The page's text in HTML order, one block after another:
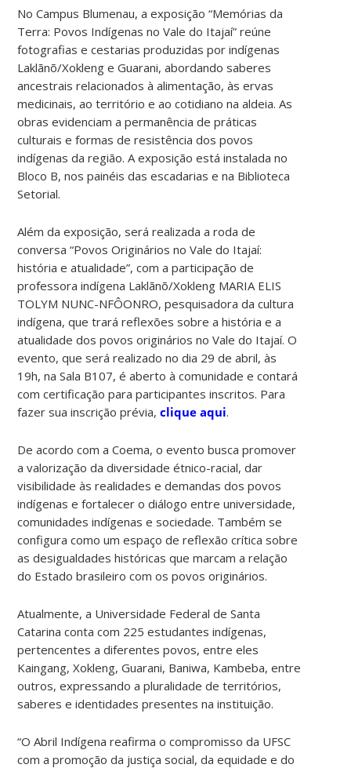
No Campus Blumenau, a exposição “Memórias da
Terra: Povos Indígenas no Vale do Itajaí” reúne
fotografias e cestarias produzidas por indígenas
Laklãnõ/Xokleng e Guarani, abordando saberes
ancestrais relacionados à alimentação, às ervas
medicinais, ao território e ao cotidiano na aldeia. As
obras evidenciam a permanência de práticas
culturais e formas de resistência dos povos
indígenas da região. A exposição está instalada no
Bloco B, nos painéis das escadarias e na Biblioteca
Setorial.
Além da exposição, será realizada a roda de
conversa “Povos Originários no Vale do Itajaí:
história e atualidade”, com a participação de
professora indígena Laklãnõ/Xokleng MARIA ELIS
TOLYM NUNC-NFÔONRO, pesquisadora da cultura
indígena, que trará reflexões sobre a história e a
atualidade dos povos originários no Vale do Itajaí. O
evento, que será realizado no dia 29 de abril, às
19h, na Sala B107, é aberto à comunidade e contará
com certificação para participantes inscritos. Para
fazer sua inscrição prévia,clique aqui.
De acordo com a Coema, o evento busca promover
a valorização da diversidade étnico-racial, dar
visibilidade às realidades e demandas dos povos
indígenas e fortalecer o diálogo entre universidade,
comunidades indígenas e sociedade. Também se
configura como um espaço de reflexão crítica sobre
as desigualdades históricas que marcam a relação
do Estado brasileiro com os povos originários.
Atualmente, a Universidade Federal de Santa
Catarina conta com 225 estudantes indígenas,
pertencentes a diferentes povos, entre eles
Kaingang, Xokleng, Guarani, Baniwa, Kambeba, entre
outros, expressando a pluralidade de territórios,
saberes e identidades presentes na instituição.
“O Abril Indígena reafirma o compromisso da UFSC
com a promoção da justiça social, da equidade e do